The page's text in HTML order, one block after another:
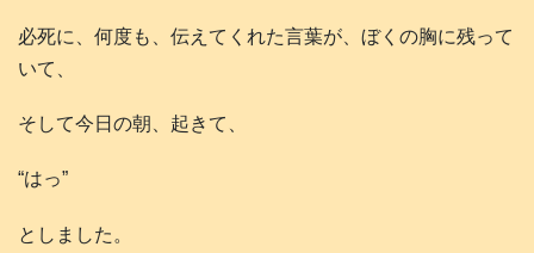
必死に、何度も、伝えてくれた言葉が、ぼくの胸に残って
いて、
そして今日の朝、起きて、
“はっ”
としました。